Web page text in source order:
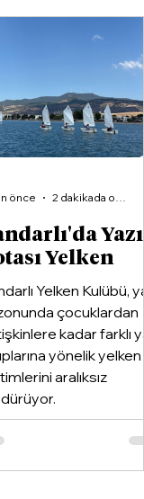
Yelken
Yelken Kulübü,
çocuklardan
kadar farklı
yönelik yelken
aralıksız
önce 2 dakikada okunur